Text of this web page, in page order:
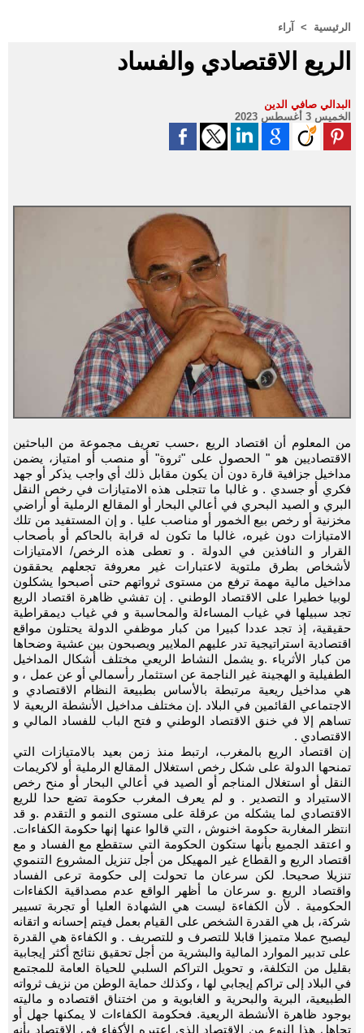
الرئيسية > آراء
الريع الاقتصادي والفساد
البدالي صافي الدين
الخميس 3 أغسطس 2023
من المعلوم أن اقتصاد الريع ،حسب تعريف مجموعة من الباحثين
الاقتصاديين هو " الحصول على "ثروة" أو منصب أو امتياز، يضمن
مداخيل جزافية قارة دون أن يكون مقابل ذلك أي واجب يذكر أو جهد
فكري أو جسدي . و غالبا ما تتجلى هذه الامتيازات في رخص النقل
البري و الصيد البحري في أعالي البحار أو المقالع الرملية أو أراضي
مخزنية أو رخص بيع الخمور أو مناصب عليا . و إن المستفيد من تلك
الامتيازات دون غيره، غالبا ما تكون له قرابة بالحاكم أو بأصحاب
القرار و النافذين في الدولة . و تعطى هذه الرخص/ الامتيازات
لأشخاص بطرق ملتوية لاعتبارات غير معروفة تجعلهم يحققون
مداخيل مالية مهمة ترفع من مستوى ثرواتهم حتى أصبحوا يشكلون
لوبيا خطيرا على الاقتصاد الوطني . إن تفشي ظاهرة اقتصاد الريع
تجد سبيلها في غياب المساءلة والمحاسبة و في غياب ديمقراطية
حقيقية، إذ تجد عددا كبيرا من كبار موظفي الدولة يحتلون مواقع
اقتصادية استراتيجية تدر عليهم الملايير ويصبحون بين عشية وضحاها
من كبار الأثرياء .و يشمل النشاط الريعي مختلف أشكال المداخيل
الطفيلية و الهجينة غير الناجمة عن استثمار رأسمالي أو عن عمل ، و
هي مداخيل ريعية مرتبطة بالأساس بطبيعة النظام الاقتصادي و
الاجتماعي القائمين في البلاد .إن مختلف مداخيل الأنشطة الريعية لا
تساهم إلا في خنق الاقتصاد الوطني و فتح الباب للفساد المالي و
الاقتصادي .
إن اقتصاد الريع بالمغرب، ارتبط منذ زمن بعيد بالامتيازات التي
تمنحها الدولة على شكل رخص استغلال المقالع الرملية أو لاكريمات
النقل أو استغلال المناجم أو الصيد في أعالي البحار أو منح رخص
الاستيراد و التصدير . و لم يعرف المغرب حكومة تضع حدا للريع
الاقتصادي لما يشكله من عرقلة على مستوى النمو و التقدم .و قد
انتظر المغاربة حكومة اخنوش ، التي قالوا عنها إنها حكومة الكفاءات.
و اعتقد الجميع بأنها ستكون الحكومة التي ستقطع مع الفساد و مع
اقتصاد الريع و القطاع غير المهيكل من أجل تنزيل المشروع التنموي
تنزيلا صحيحا. لكن سرعان ما تحولت إلى حكومة ترعى الفساد
واقتصاد الريع .و سرعان ما أظهر الواقع عدم مصداقية الكفاءات
الحكومية . لأن الكفاءة ليست هي الشهادة العليا أو تجربة تسيير
شركة، بل هي القدرة الشخص على القيام بعمل فيتم إحسانه و اتقانه
ليصبح عملا متميزا قابلا للتصرف و للتصريف . و الكفاءة هي القدرة
على تدبير الموارد المالية والبشرية من أجل تحقيق نتائج أكثر إيجابية
بقليل من التكلفة، و تحويل التراكم السلبي للحياة العامة للمجتمع
في البلاد إلى تراكم إيجابي لها ، وكذلك حماية الوطن من نزيف ثرواته
الطبيعية، البرية والبحرية و الغابوية و من اختناق اقتصاده و ماليته
بوجود ظاهرة الأنشطة الريعية. فحكومة الكفاءات لا يمكنها جهل أو
تجاهل هذا النوع من الاقتصاد الذي اعتبره الأكفاء في الاقتصاد بأنه